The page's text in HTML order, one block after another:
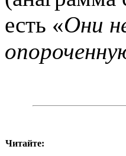
есть «Они
Читайте: